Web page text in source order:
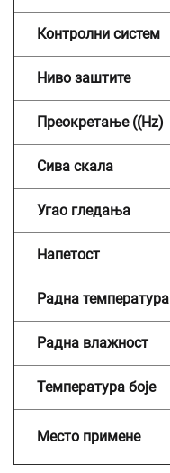
Контролни систем
Ниво заштите
Преокретање ((Hz)
Сива скала
Угао гледања
Напетост
Радна температура
Радна влажност
Температура боје
Место примене